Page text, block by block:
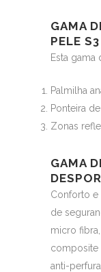
GAMA
PELE
Esta
Palmilha
Ponteira
Zonas
GAMA
Conforto e
de
micro
composite
anti-